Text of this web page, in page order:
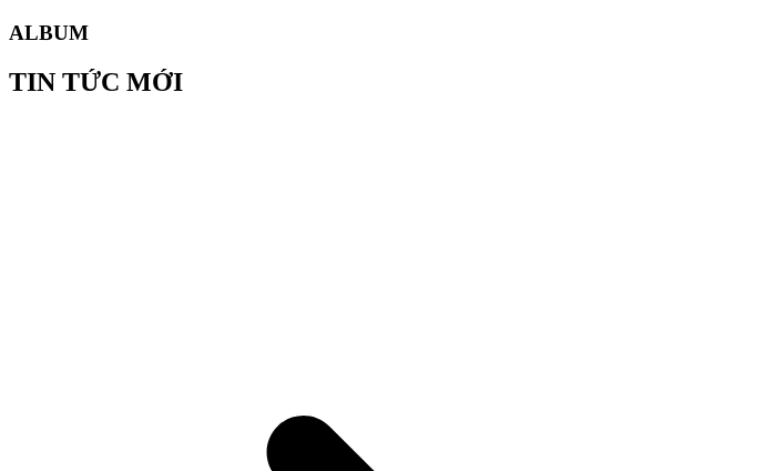
ALBUM
TIN TỨC MỚI